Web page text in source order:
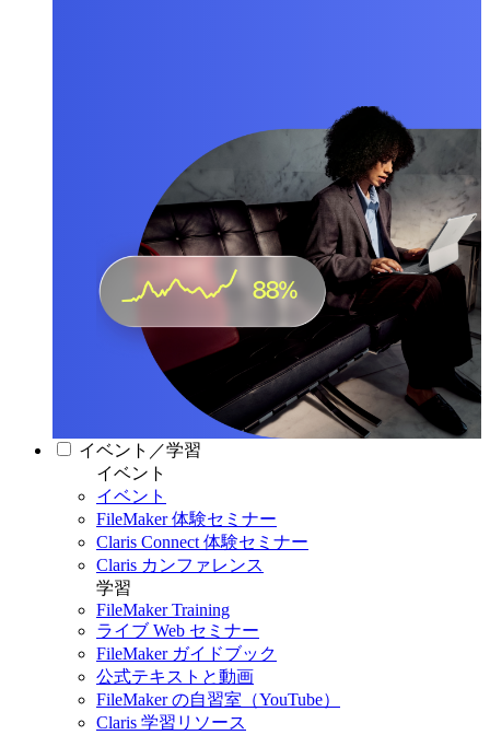
イベント／学習
イベント
イベント
FileMaker 体験セミナー
Claris Connect 体験セミナー
Claris カンファレンス
学習
FileMaker Training
ライブ Web セミナー
FileMaker ガイドブック
公式テキストと動画
FileMaker の自習室（YouTube）
Claris 学習リソース